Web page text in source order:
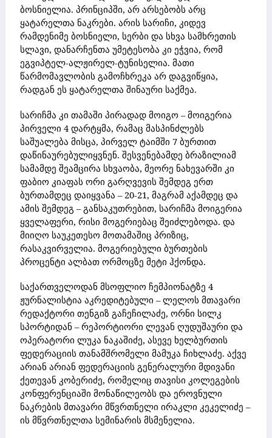
ბოსნიელია. პრინციპში, არ არსებობს არც
ყატარელთა ნაკრები. არის სარიჩი, კიდევ
რამდენიმე ბოსნიელი, სერბი და სხვა სამხრეთის
სლავი, დანარჩენთა უმეტესობა კი ეჭვია, რომ
ეგვიპტელ-ალჟირელ-ტუნისელია. მათი
წარმომავლობის გამოჩხრეკა არ დაგვიწყია,
რადგან ეს ყატარელთა შინაური საქმეა.
სარიჩმა კი თამაში პირადად მოიგო – მოიგერია
პირველი 4 დარტყმა, რამაც მასპინძლებს
საშუალება მისცა, პირველ ტაიმში 7 ბურთით
დაწინაურებულიყვნენ. შესვენებამდე ბრაზილიამ
სამამდე შეამცირა სხვაობა, მეორე ნახევარში კი
ფაბიო კიაფას ორი გარღვევის შემდეგ ერთ
ბურთამდეც დაიყვანა – 20-21, მაგრამ აქამდეც და
ამის შემდეგ – განსაკუთრებით, სარიჩმა მოიგერია
ყველაფერი, რისი მოგერიებაც შეიძლებოდა. და
მიიღო საუკეთესო მოთამაშიც პრიზიც,
რასაკვირველია. მოგერიებული ბურთების
პროცენტი ალბათ ორმოცზე მეტი ჰქონდა.
საქართველოდან მსოფლიო ჩემპიონატზე 4
ჟურნალისტია აკრედიტებული – ლელოს მთავარი
რედაქტორი თენგიზ გაჩეჩილაძე, ორნი სილკ
სპორტიდან – რეპორტიორი ლევან ღუდუშაური და
ოპერატორი ლუკა ნაკაშიძე, ასევე ხელბურთის
ფედერაციის თანამშრომელი მამუკა ჩიხლაძე. აქვე
არიან არიან ფედერაციის გენერალური მდივანი
ქეთევან კობერიძე, რომელიც თავისი კოლეგების
კონფერენციაში მონაწილეობს და ეროვნული
ნაკრების მთავარი მწვრთნელი ირაკლი კეკელიძე –
ის მწვრთნელთა სემინარის მსმენელია.